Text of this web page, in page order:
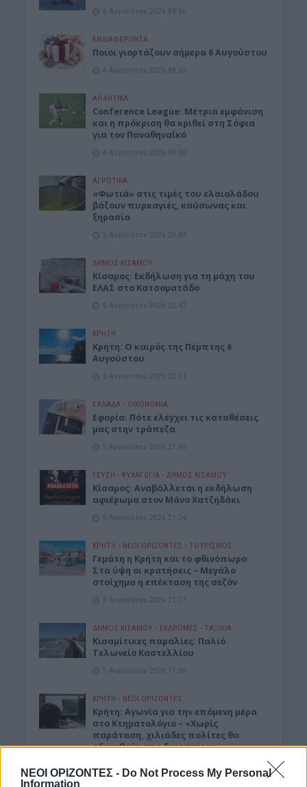
ΝΕΟΙ ΟΡΙΖΟΝΤΕΣ - Do Not Process My Personal
Information
6 Αυγούστου 2026 08:06
ΕΝΔΙΑΦΕΡΟΝΤΑ
Ποιοι γιορτάζουν σήμερα 6 Αυγούστου
6 Αυγούστου 2026 08:03
ΑΘΛΗΤΙΚΑ
Conference League: Μέτρια εμφάνιση
και η πρόκριση θα κριθεί στη Σόφια
για τον Παναθηναϊκό
6 Αυγούστου 2026 08:00
ΑΓΡΟΤΙΚΑ
«Φωτιά» στις τιμές του ελαιολάδου
βάζουν πυρκαγιές, καύσωνας και
ξηρασία
5 Αυγούστου 2026 23:03
ΔΉΜΟΣ ΚΙΣΆΜΟΥ
Κίσαμος: Εκδήλωση για τη μάχη του
ΕΛΑΣ στο Κατσοματάδο
5 Αυγούστου 2026 22:47
ΚΡΗΤΗ
Κρήτη: Ο καιρός της Πέμπτης 6
Αυγούστου
5 Αυγούστου 2026 22:31
ΕΛΛΑΔΑ • ΟΙΚΟΝΟΜΙΑ
Εφορία: Πότε ελέγχει τις καταθέσεις
μας στην τράπεζα
5 Αυγούστου 2026 21:40
ΓΕΎΣΗ - ΨΥΧΑΓΩΓΊΑ • ΔΉΜΟΣ ΚΙΣΆΜΟΥ
Κίσαμος: Αναβάλλεται η εκδήλωση
αφιέρωμα στον Μάνο Χατζηδάκι
5 Αυγούστου 2026 21:34
ΚΡΗΤΗ • ΝΕΟΙ ΟΡΙΖΟΝΤΕΣ • ΤΟΥΡΙΣΜΟΣ
Γεμάτη η Κρήτη και το φθινόπωρο:
Στα ύψη οι κρατήσεις – Μεγάλο
στοίχημα η επέκταση της σεζόν
5 Αυγούστου 2026 21:27
ΔΉΜΟΣ ΚΙΣΆΜΟΥ • ΕΚΔΡΟΜΈΣ - ΤΑΞΊΔΙΑ
Kισαμίτικες παραλίες: Παλιό
Τελωνείο Καστελλίου
5 Αυγούστου 2026 17:06
ΚΡΗΤΗ • ΝΕΟΙ ΟΡΙΖΟΝΤΕΣ
Kρήτη: Αγωνία για την επόμενη μέρα
στο Κτηματολόγιο – «Χωρίς
παράταση, χιλιάδες πολίτες θα
οδηγηθούν στα δικαστήρια»